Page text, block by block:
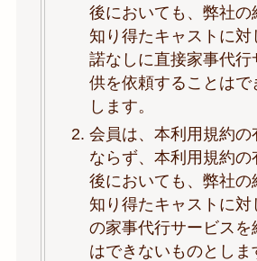
後においても、弊社の
知り得たキャストに対
諾なしに直接家事代行
供を依頼することはで
します。
会員は、本利用規約の
ならず、本利用規約の
後においても、弊社の
知り得たキャストに対
の家事代行サービスを
はできないものとしま